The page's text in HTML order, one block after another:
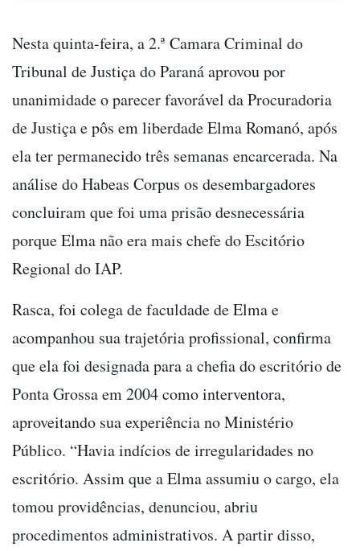
Nesta quinta-feira, a 2.ª Camara Criminal do
Tribunal de Justiça do Paraná aprovou por
unanimidade o parecer favorável da Procuradoria
de Justiça e pôs em liberdade Elma Romanó, após
ela ter permanecido três semanas encarcerada. Na
análise do Habeas Corpus os desembargadores
concluiram que foi uma prisão desnecessária
porque Elma não era mais chefe do Escitório
Regional do IAP.
Rasca, foi colega de faculdade de Elma e
acompanhou sua trajetória profissional, confirma
que ela foi designada para a chefia do escritório de
Ponta Grossa em 2004 como interventora,
aproveitando sua experiência no Ministério
Público. “Havia indícios de irregularidades no
escritório. Assim que a Elma assumiu o cargo, ela
tomou providências, denunciou, abriu
procedimentos administrativos. A partir disso,